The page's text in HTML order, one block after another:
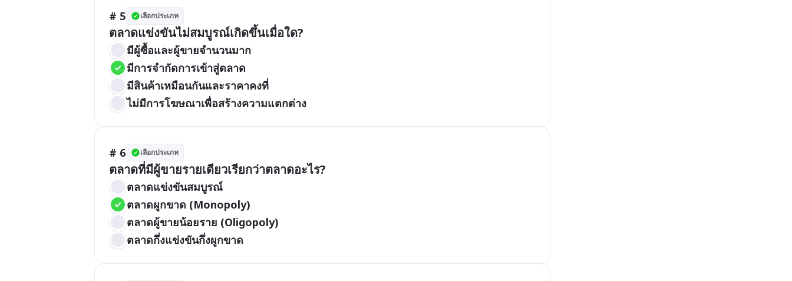
# 5 เลือกประเภท
ตลาดแข่งขันไม่สมบูรณ์เกิดขึ้นเมื่อใด?
มีผู้ซื้อและผู้ขายจำนวนมาก
มีการจำกัดการเข้าสู่ตลาด
มีสินค้าเหมือนกันและราคาคงที่
ไม่มีการโฆษณาเพื่อสร้างความแตกต่าง
# 6 เลือกประเภท
ตลาดที่มีผู้ขายรายเดียวเรียกว่าตลาดอะไร?
ตลาดแข่งขันสมบูรณ์
ตลาดผูกขาด (Monopoly)
ตลาดผู้ขายน้อยราย (Oligopoly)
ตลาดกึ่งแข่งขันกึ่งผูกขาด